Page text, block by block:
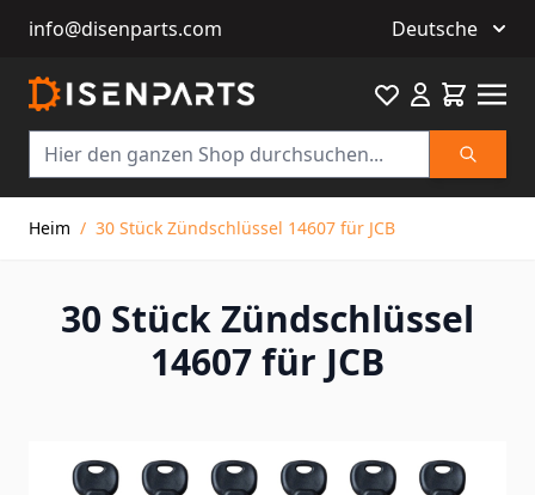
info@disenparts.com Deutsche
Suche
Favourite
Heim / 30 Stück Zündschlüssel 14607 für JCB
30 Stück Zündschlüssel
14607 für JCB